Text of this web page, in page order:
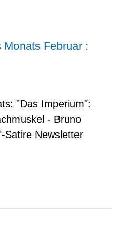
Februar :
"Das Imperium":
- Bruno
Satire Newsletter